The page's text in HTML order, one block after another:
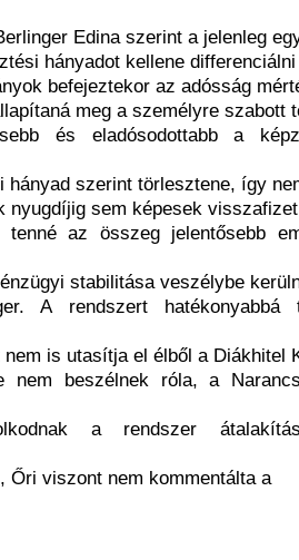
Edina szerint a jelenleg
hányadot kellene
befejeztekor az adósság
meg a személyre szabott
és eladósodottabb a
hányad szerint törlesztene, így
nyugdíjig sem képesek
tenné az összeg jelentősebb
stabilitása veszélybe
A rendszert hatékonyabbá
is utasítja el élből a Diákhitel
nem beszélnek róla, a
a rendszer
Őri viszont nem kommentálta a